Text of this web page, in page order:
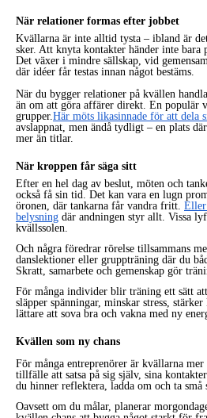
När relationer formas efter jobbet
Kvällarna är inte alltid tysta – ibland är
sker. Att knyta kontakter händer inte bara
Det växer i mindre sällskap, vid
där idéer får testas innan något bestäms.
När du bygger relationer på kvällen
än om att göra affärer direkt. En populär
grupper. Här möts likasinnade för att dela
avslappnat, men ändå tydligt – en plats
mer än titlar.
När kroppen får säga sitt
Efter en hel dag av beslut, möten och
också få sin tid. Det kan vara en lugn
öronen, där tankarna får vandra fritt. Eller
belysning där andningen styr allt. Vissa
kvällssolen.
Och några föredrar rörelse tillsammans
danslektioner eller gruppträning där du
Skratt, samarbete och gemenskap gör
För många individer blir träning ett sätt
släpper spänningar, minskar stress,
lättare att sova bra och vakna med ny
Kvällen som ny chans
För många entreprenörer är kvällarna
tillfälle att satsa på sig själv, sina
du hinner reflektera, ladda om och ta små
Oavsett om du målar, planerar